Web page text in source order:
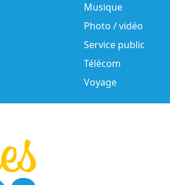
Musique
Photo / vidéo
Service public
Télécom
Voyage